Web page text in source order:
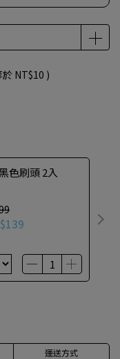
於NT$10 )
色刷頭 2入
運送方式